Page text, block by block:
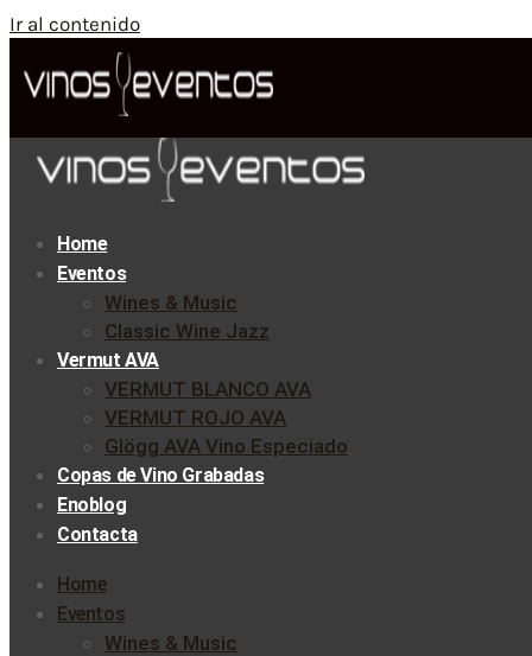
Ir al contenido
Home
Eventos
Wines & Music
Classic Wine Jazz
Vermut AVA
VERMUT BLANCO AVA
VERMUT ROJO AVA
Glögg AVA Vino Especiado
Copas de Vino Grabadas
Enoblog
Contacta
Home
Eventos
Wines & Music